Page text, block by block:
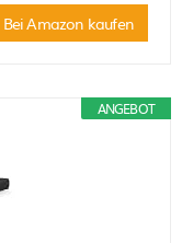
Bei Amazon kaufen
ANGEBOT